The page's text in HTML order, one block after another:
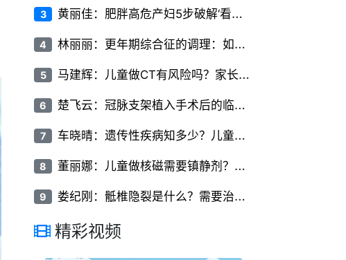
3 黄
丽佳：肥胖高危产妇5步破解‘看不见的椎间隙’
4 林
丽丽：更年期综合征的调理：如何平稳度过更年期
5 马
建辉：儿童做CT有风险吗？家长必知的儿科CT检查常识
6 楚
飞云：冠脉支架植入手术后的临床护理要点有哪些
7 车
晓晴：遗传性疾病知多少？儿童常见遗传病的类型与症状
8 董
丽娜：儿童做核磁需要镇静剂？家长关心的问题全解答
9 娄
纪刚：骶椎隐裂是什么？需要治疗吗？
精彩视频